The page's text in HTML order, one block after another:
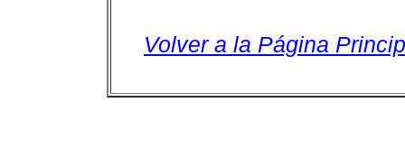
Volver a la Página